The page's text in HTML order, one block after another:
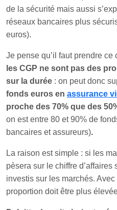
de la sécurité mais aussi
réseaux bancaires plus
euros).
Je pense qu’il faut prendre
les CGP ne sont pas des
sur la durée : on peut donc
fonds euros en assurance
proche des 70% que des
on est entre 80 et 90% de
bancaires et assureurs).
La raison est simple : si les
pèsera sur le chiffre
investis sur les marchés.
proportion doit être plus